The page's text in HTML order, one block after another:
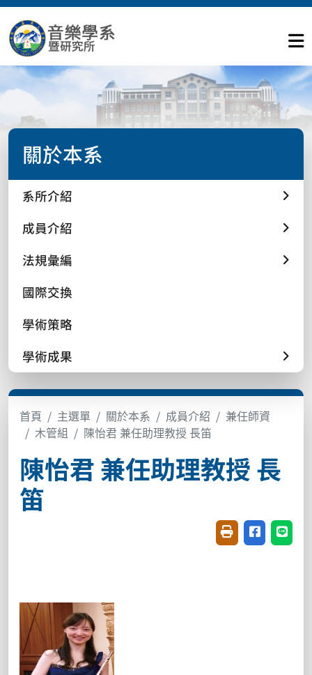
關於本系
系所介紹
成員介紹
法規彙編
國際交換
學術策略
學術成果
首頁 主選單 關於本系 成員介紹
兼任師資
木管組
陳怡君 兼任助理教授 長笛
陳怡君 兼任助理教授 長
笛
友善列印(開新視
分享至臉書
分享